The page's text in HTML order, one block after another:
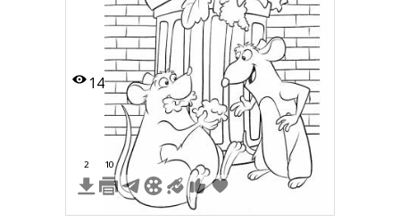
14
2 10